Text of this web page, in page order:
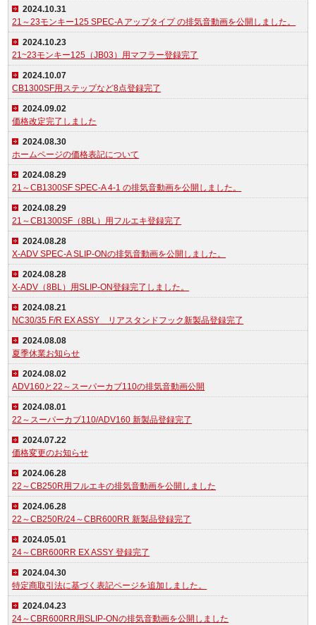
2024.10.31
21～23モンキー125 SPEC-A アップタイプ の排気音動画を公開しました。
2024.10.23
21~23モンキー125（JB03）用マフラー登録完了
2024.10.07
CB1300SF用ステップなど8点登録完了
2024.09.02
価格改定完了しました
2024.08.30
ホームページの価格表記について
2024.08.29
21～CB1300SF SPEC-A 4-1 の排気音動画を公開しました。
2024.08.29
21～CB1300SF（8BL）用フルエキ登録完了
2024.08.28
X-ADV SPEC-A SLIP-ONの排気音動画を公開しました。
2024.08.28
X-ADV（8BL）用SLIP-ON登録完了しました。
2024.08.21
NC30/35 F/R EX ASSY リアスタンドフック新製品登録完了
2024.08.08
夏季休業お知らせ
2024.08.02
ADV160と22～スーパーカブ110の排気音動画公開
2024.08.01
22～スーパーカブ110/ADV160 新製品登録完了
2024.07.22
価格変更のお知らせ
2024.06.28
22～CB250R用フルエキの排気音動画を公開しました
2024.06.28
22～CB250R/24～CBR600RR 新製品登録完了
2024.05.01
24～CBR600RR EX ASSY 登録完了
2024.04.30
特定商取引法に基づく表記ページを追加しました。
2024.04.23
24～CBR600RR用SLIP-ONの排気音動画を公開しました